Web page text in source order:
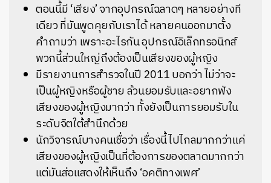
ตอนนี้มี ‘เสียง’ จากอุปกรณ์ฉลาดๆ หลายอย่างที
เดียว ที่มันพูดคุยกับเราได้ หลายคนออกมาตั้ง
คำถามว่า เพราะอะไรกัน อุปกรณ์อิเล็กทรอนิกส์
พวกนี้ส่วนใหญ่ถึงต้องเป็นเสียงของผู้หญิง
มีรายงานการสำรวจในปี 2011 บอกว่า ไม่ว่าจะ
เป็นผู้หญิงหรือผู้ชาย ล้วนยอมรับและอยากฟัง
เสียงของผู้หญิงมากว่า ทั้งยังเป็นการยอมรับใน
ระดับจิตใต้สำนึกด้วย
นักวิจารณ์บางคนเชื่อว่า เรื่องนี้ไปไกลมากกว่าแค่
เสียงของผู้หญิงเป็นที่ต้องการของตลาดมากกว่า
แต่มันส่อแสดงให้เห็นถึง ‘อคติทางเพศ’